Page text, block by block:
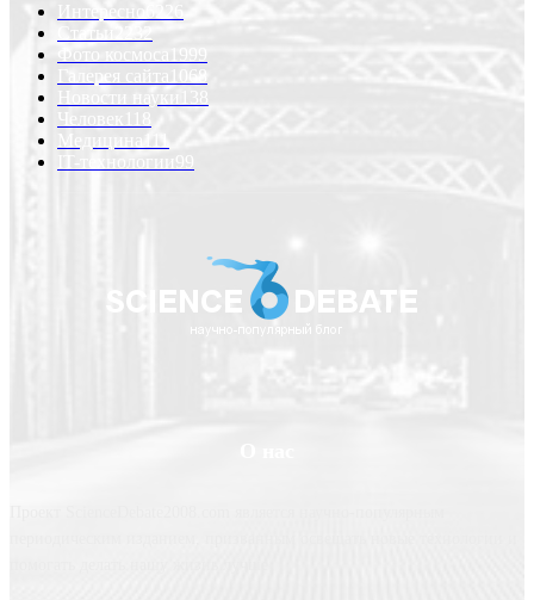
Интересно
6226
Статьи
Фото космоса
1999
Галерея сайта 1068
Новости науки
Человек
Медицина
IT-технологии99